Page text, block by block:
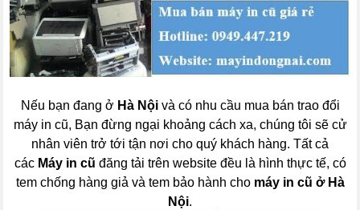
Nếu bạn đang ở Hà Nộivà có nhu cầu mua bán trao đổi
máy in cũ, Bạn đừng ngại khoảng cách xa, chúng tôi sẽ cử
nhân viên trở tới tận nơi cho quý khách hàng. Tất cả
các Máy in cũ đăng tải trên website đều là hình thực tế, có
tem chống hàng giả và tem bảo hành cho máy in cũ ở Hà
Nội.